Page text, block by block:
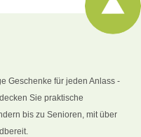
Geschenke für jeden Anlass -
Sie praktische
bis zu Senioren, mit über